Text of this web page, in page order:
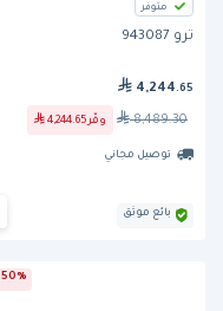
متوفر
ترو 943087
4,244 .65
8,489.30 وفّر 4,244.65
توصيل مجاني
بائع موثق
50% خصم